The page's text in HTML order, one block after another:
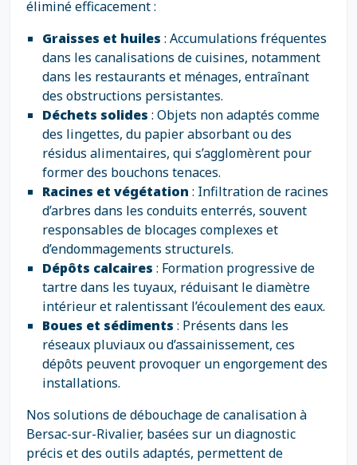
éliminé efficacement :
Graisses et huiles : Accumulations fréquentes
dans les canalisations de cuisines, notamment
dans les restaurants et ménages, entraînant
des obstructions persistantes.
Déchets solides : Objets non adaptés comme
des lingettes, du papier absorbant ou des
résidus alimentaires, qui s’agglomèrent pour
former des bouchons tenaces.
Racines et végétation : Infiltration de racines
d’arbres dans les conduits enterrés, souvent
responsables de blocages complexes et
d’endommagements structurels.
Dépôts calcaires : Formation progressive de
tartre dans les tuyaux, réduisant le diamètre
intérieur et ralentissant l’écoulement des eaux.
Boues et sédiments : Présents dans les
réseaux pluviaux ou d’assainissement, ces
dépôts peuvent provoquer un engorgement des
installations.
Nos solutions de débouchage de canalisation à
Bersac-sur-Rivalier, basées sur un diagnostic
précis et des outils adaptés, permettent de